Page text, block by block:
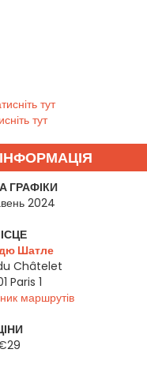
тут
тут
ГРАФІКИ
2024
Шатле
Châtelet
Paris 1
маршрутів